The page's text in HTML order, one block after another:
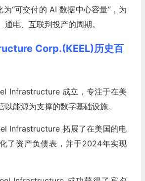
为“可交付的 AI 数据中心容量”，为
电、互联到投产的周期。
Corp.(KEEL)历史百
Infrastructure 成立，专注于在美
以能源为支撑的数字基础设施。
Infrastructure 拓展了在美国的电
了资产负债表，并于2024年实现